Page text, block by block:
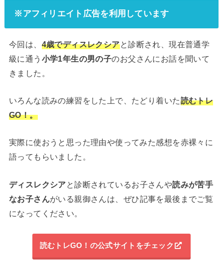
※アフィリエイト広告を利用しています
今回は、 4歳でディスレクシアと診断され、現在普通学
級に通う 小学1年生の男の子のお父さんにお話を聞いて
きました。
いろんな読みの練習をした上で、たどり着いた読むトレ
GO！。
実際に使おうと思った理由や使ってみた感想を赤裸々に
語ってもらいました。
ディスレクシアと診断されているお子さんや読みが苦手
なお子さんがいる親御さんは、ぜひ記事を最後までご覧
になってください。
読むトレGO！の公式サイトをチェック